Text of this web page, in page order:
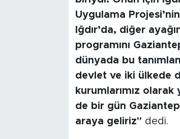
Uygulama
Iğdır’da, diğer
programını
dünyada bu
devlet ve iki ülkede
kurumlarımız
de bir gün
araya geliriz" dedi.